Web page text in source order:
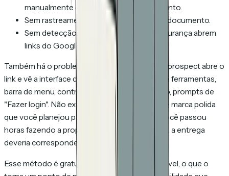
manualmente o painel de compartilhamento.
Sem rastreamento de cliques dentro do documento.
Sem detecção de bots. Scanners de segurança abrem
links do Google Drive também.
Também há o problema de apresentação. Seu prospect abre o
link e vê a interface do Google Drive — barra de ferramentas,
barra de menu, controles de compartilhamento, prompts de
"Fazer login". Não exatamente a experiência de marca polida
que você planejou para a proposta em si. Se você passou
horas fazendo a proposta parecer profissional, a entrega
deveria corresponder.
Esse método é gratuito e amplamente disponível, o que o